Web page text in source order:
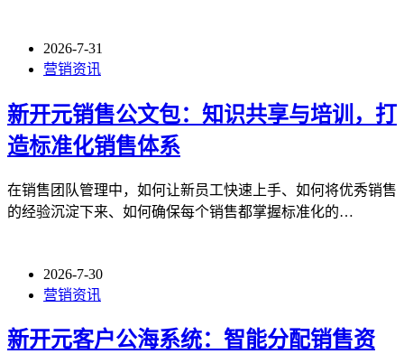
2026-7-31
营销资讯
新开元销售公文包：知识共享与培训，打
造标准化销售体系
在销售团队管理中，如何让新员工快速上手、如何将优秀销售
的经验沉淀下来、如何确保每个销售都掌握标准化的…
2026-7-30
营销资讯
新开元客户公海系统：智能分配销售资